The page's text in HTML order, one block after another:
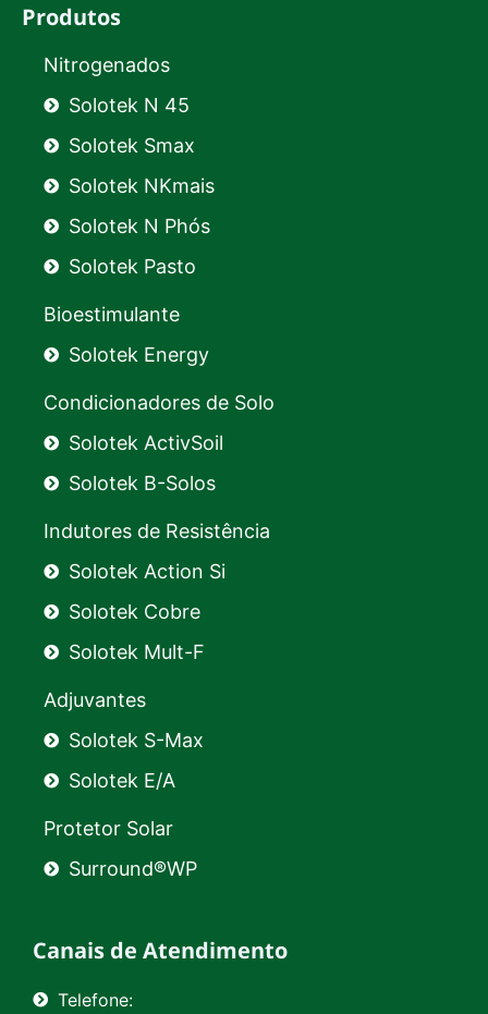
Produtos
Nitrogenados
Solotek N 45
Solotek Smax
Solotek NKmais
Solotek N Phós
Solotek Pasto
Bioestimulante
Solotek Energy
Condicionadores de Solo
Solotek ActivSoil
Solotek B-Solos
Indutores de Resistência
Solotek Action Si
Solotek Cobre
Solotek Mult-F
Adjuvantes
Solotek S-Max
Solotek E/A
Protetor Solar
Surround®WP
Canais de Atendimento
Telefone: